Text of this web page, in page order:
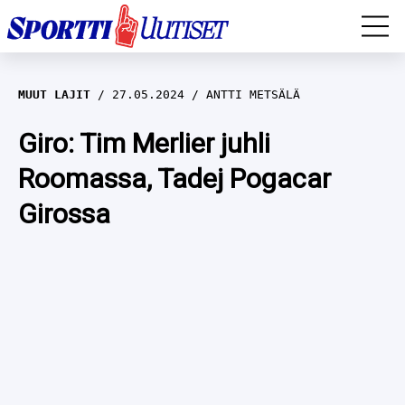
EM-YLEISURHEILU
JÄÄKIEKKO
YLEISURHEILU
WILMA HELTELÄ
TALVILAJIT
MUUT LAJIT 27.05.2024 ANTTI METSÄLÄ
Giro: Tim Merlier juhli
Roomassa, Tadej Pogacar
Girossa